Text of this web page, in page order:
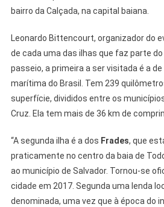
bairro da Calçada, na capital baiana.
Leonardo Bittencourt, organizador do
de cada uma das ilhas que faz parte
passeio, a primeira a ser visitada é a de
marítima do Brasil. Tem 239
superfície, divididos entre os
Cruz. Ela tem mais de 36 km de
“A segunda ilha é a dos Frades, que
praticamente no centro da baia de
ao município de Salvador. Tornou-se
cidade em 2017. Segunda uma lenda
denominada, uma vez que à época do